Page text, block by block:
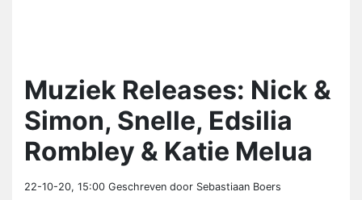
Muziek Releases: Nick &
Simon, Snelle, Edsilia
Rombley & Katie Melua
22-10-20, 15:00 Geschreven door Sebastiaan Boers